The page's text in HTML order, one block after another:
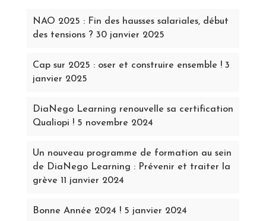
NAO 2025 : Fin des hausses salariales, début
des tensions ? 30 janvier 2025
Cap sur 2025 : oser et construire ensemble ! 3
janvier 2025
DiaNego Learning renouvelle sa certification
Qualiopi ! 5 novembre 2024
Un nouveau programme de formation au sein
de DiaNego Learning : Prévenir et traiter la
grève 11 janvier 2024
Bonne Année 2024 ! 5 janvier 2024